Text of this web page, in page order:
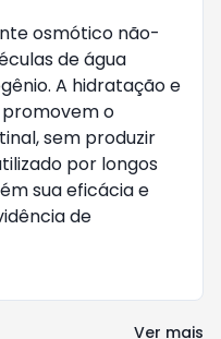
osmótico não-
de água
A hidratação e
o
sem produzir
por longos
sua eficácia e
de
Ver mais